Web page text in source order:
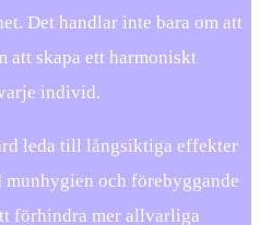
Det handlar inte bara om att
att skapa ett harmoniskt
individ.
leda till långsiktiga effekter
munhygien och förebyggande
förhindra mer allvarliga